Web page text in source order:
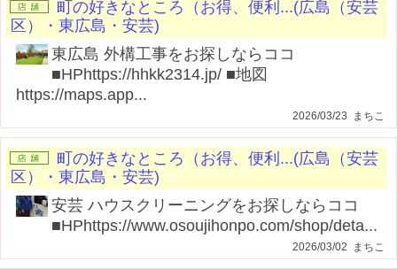
町の好きなところ（お得、便利...(広島（安芸
区）・東広島・安芸)
東広島 外構工事をお探しならココ
■HPhttps://hhkk2314.jp/ ■地図
https://maps.app...
2026/03/23 まちこ
町の好きなところ（お得、便利...(広島（安芸
区）・東広島・安芸)
安芸 ハウスクリーニングをお探しならココ
■HPhttps://www.osoujihonpo.com/shop/deta...
2026/03/02 まちこ